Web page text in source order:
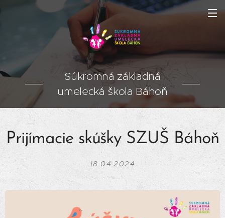
Súkromná základná
umelecká škola Báhoň
Prijímacie skúšky SZUŠ Báhoň
18.04.2024